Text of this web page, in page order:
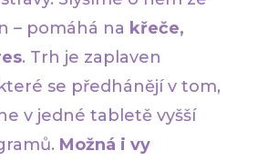
– pomáhá na křeče,
. Trh je zaplaven
se předhánějí v tom,
v jedné tabletě vyšší
Možná i vy